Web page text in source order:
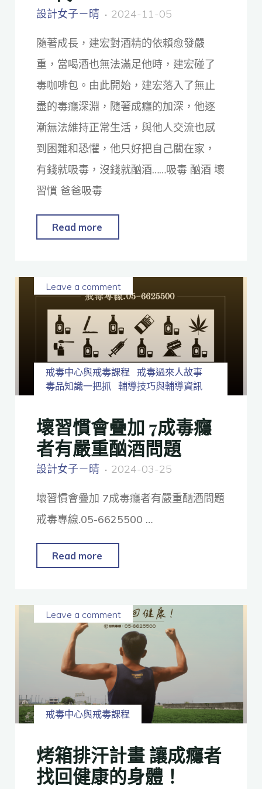
設計女子－晴 2024-11-05
隨著成長，建宏對酒精的依賴愈發嚴
重，當喝酒也無法滿足他時，建宏碰了
毒咖啡包。由此開始，建宏落入了無止
盡的毒癮深淵，隨著成癮的加深，他逐
漸無法維持正常生活，與他人交流也感
到困難和恐懼，他只好把自己關在家，
有錢就吸毒，沒錢就酗酒……吸毒 酗酒 壞
習慣 爸爸吸毒
Read more
戒毒中心與戒毒課程
戒毒過來人故事
毒品知識一把抓
輔導技巧與輔導資訊
Leave a comment
壞習慣會疊加 7成毒癮
者有嚴重酗酒問題
設計女子－晴 2024-03-25
壞習慣會疊加 7成毒癮者有嚴重酗酒問題
戒毒專線.05-6625500 …
Read more
戒毒中心與戒毒課程
Leave a comment
烤箱排汗計畫 讓成癮者
找回健康的身體！